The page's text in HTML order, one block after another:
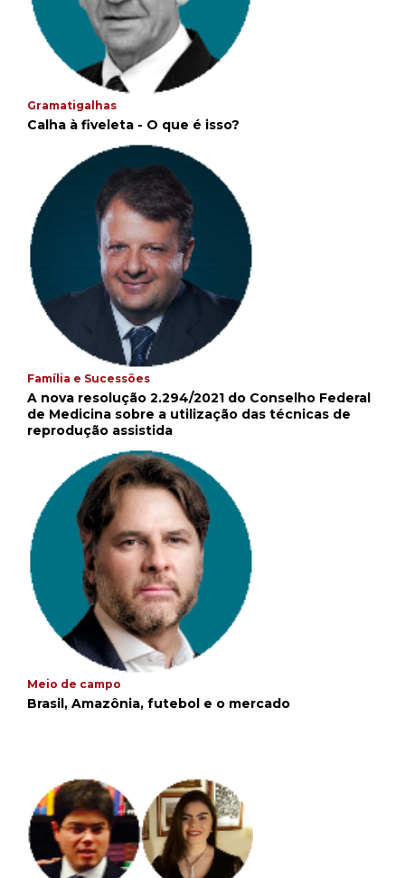
Gramatigalhas
Calha à fiveleta - O que é isso?
Família e Sucessões
A nova resolução 2.294/2021 do Conselho Federal
de Medicina sobre a utilização das técnicas de
reprodução assistida
Meio de campo
Brasil, Amazônia, futebol e o mercado